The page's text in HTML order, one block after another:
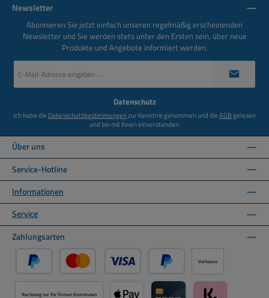
Newsletter
Abonnieren Sie jetzt einfach unseren regelmäßig erscheinenden
Newsletter und Sie werden stets unter den Ersten sein, über neue
Produkte und Angebote informiert werden.
Mail-
Datenschutz
Ich habe die Datenschutzbestimmungenzur Kenntnis genommen und dieAGBgelesen
und bin mit ihnen einverstanden.
Über uns
Service-Hotline
Informationen
Service
Zahlungsarten
PayPal Kredit- oder Debitkarte über PayPal
Später Bezahlen über PayPal
Vorkasse
Rechnung nur für Firmen Kommunen